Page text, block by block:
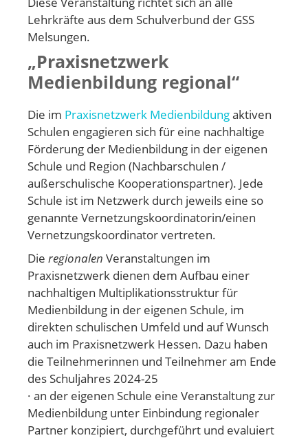
Lehrkräfte aus dem Schulverbund der GSS
Melsungen.
„Praxisnetzwerk
Medienbildung regional“
Die im Praxisnetzwerk Medienbildungaktiven
Schulen engagieren sich für eine nachhaltige
Förderung der Medienbildung in der eigenen
Schule und Region (Nachbarschulen /
außerschulische Kooperationspartner). Jede
Schule ist im Netzwerk durch jeweils eine so
genannte Vernetzungskoordinatorin/einen
Vernetzungskoordinator vertreten.
Die regionalen Veranstaltungen im
Praxisnetzwerk dienen dem Aufbau einer
nachhaltigen Multiplikationsstruktur für
Medienbildung in der eigenen Schule, im
direkten schulischen Umfeld und auf Wunsch
auch im Praxisnetzwerk Hessen. Dazu haben
die Teilnehmerinnen und Teilnehmer am Ende
des Schuljahres 2024-25
· an der eigenen Schule eine Veranstaltung zur
Medienbildung unter Einbindung regionaler
Partner konzipiert, durchgeführt und evaluiert